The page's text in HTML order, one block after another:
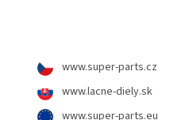
www.super-parts.cz
www.lacne-diely.sk
www.super-parts.eu